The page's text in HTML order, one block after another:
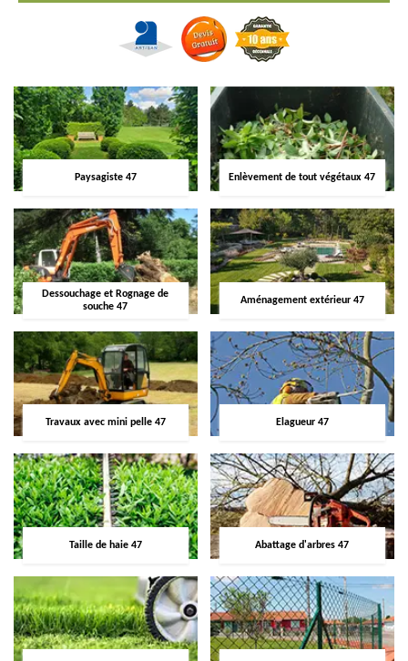
Paysagiste 47 Enlèvement de tout végétaux 47
Dessouchage et Rognage de
souche 47
Aménagement extérieur 47
Travaux avec mini pelle 47 Elagueur 47
Taille de haie 47 Abattage d'arbres 47